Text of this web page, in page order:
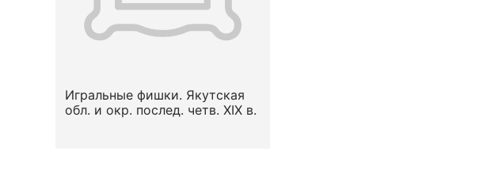
Игральные фишки. Якутская
обл. и окр. послед. четв. XIX в.